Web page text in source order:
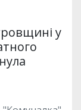
у